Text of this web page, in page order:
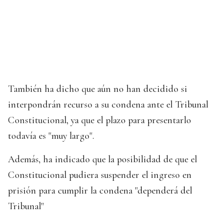
También ha dicho que aún no han decidido si
interpondrán recurso a su condena ante el Tribunal
Constitucional, ya que el plazo para presentarlo
todavía es "muy largo".
Además, ha indicado que la posibilidad de que el
Constitucional pudiera suspender el ingreso en
prisión para cumplir la condena "dependerá del
Tribunal"